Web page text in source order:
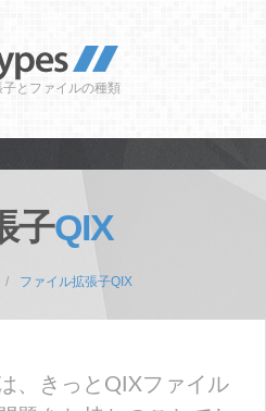
子とファイルの種類
子QIX
ファイル拡張子QIX
、きっとQIXファイル